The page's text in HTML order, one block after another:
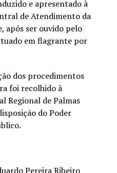
e apresentado à
de Atendimento da
após ser ouvido pelo
em flagrante por
dos procedimentos
foi recolhido à
Regional de Palmas
do Poder
Pereira Ribeiro